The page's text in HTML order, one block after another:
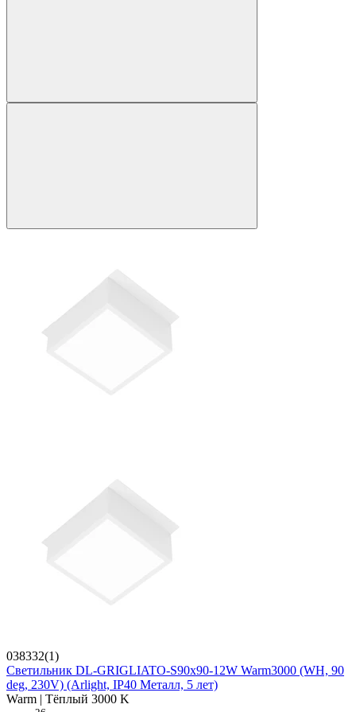
038332(1)
Светильник DL-GRIGLIATO-S90x90-12W Warm3000 (WH, 90
deg, 230V) (Arlight, IP40 Металл, 5 лет)
Warm | Тёплый 3000 K